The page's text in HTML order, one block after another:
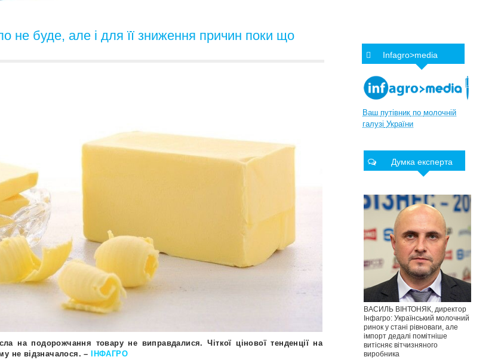
не буде, але і для її зниження причин поки що
на подорожчання товару не виправдалися. Чіткої цінової тенденції на
не відзначалося. –ІНФАГРО
Infagro>media
Ваш путівник по молочній
галузі України
Думка експерта
ВАСИЛЬ ВІНТОНЯК, директор
Інфагро: Український молочний
ринок у стані рівноваги, але
імпорт дедалі помітніше
витісняє вітчизняного
виробника